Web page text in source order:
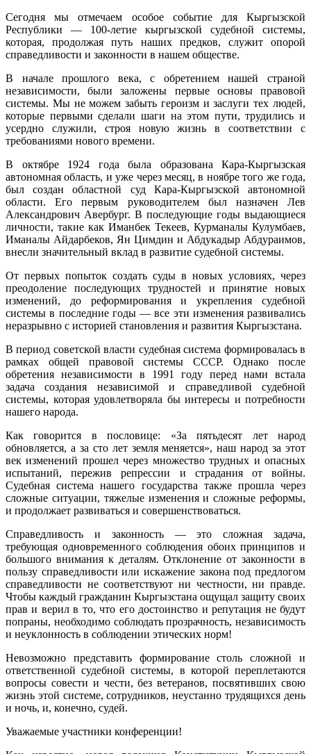
Сегодня мы отмечаем особое событие для Кыргызской
Республики — 100-летие кыргызской судебной системы,
которая, продолжая путь наших предков, служит опорой
справедливости и законности в нашем обществе.
В начале прошлого века, с обретением нашей страной
независимости, были заложены первые основы правовой
системы. Мы не можем забыть героизм и заслуги тех людей,
которые первыми сделали шаги на этом пути, трудились и
усердно служили, строя новую жизнь в соответствии с
требованиями нового времени.
В октябре 1924 года была образована Кара-Кыргызская
автономная область, и уже через месяц, в ноябре того же года,
был создан областной суд Кара-Кыргызской автономной
области. Его первым руководителем был назначен Лев
Александрович Авербург. В последующие годы выдающиеся
личности, такие как Иманбек Текеев, Курманалы Кулумбаев,
Иманалы Айдарбеков, Ян Цимдин и Абдукадыр Абдураимов,
внесли значительный вклад в развитие судебной системы.
От первых попыток создать суды в новых условиях, через
преодоление последующих трудностей и принятие новых
изменений, до реформирования и укрепления судебной
системы в последние годы — все эти изменения развивались
неразрывно с историей становления и развития Кыргызстана.
В период советской власти судебная система формировалась в
рамках общей правовой системы СССР. Однако после
обретения независимости в 1991 году перед нами встала
задача создания независимой и справедливой судебной
системы, которая удовлетворяла бы интересы и потребности
нашего народа.
Как говорится в пословице: «За пятьдесят лет народ
обновляется, а за сто лет земля меняется», наш народ за этот
век изменений прошел через множество трудных и опасных
испытаний, пережив репрессии и страдания от войны.
Судебная система нашего государства также прошла через
сложные ситуации, тяжелые изменения и сложные реформы,
и продолжает развиваться и совершенствоваться.
Справедливость и законность — это сложная задача,
требующая одновременного соблюдения обоих принципов и
большого внимания к деталям. Отклонение от законности в
пользу справедливости или искажение закона под предлогом
справедливости не соответствуют ни честности, ни правде.
Чтобы каждый гражданин Кыргызстана ощущал защиту своих
прав и верил в то, что его достоинство и репутация не будут
попраны, необходимо соблюдать прозрачность, независимость
и неуклонность в соблюдении этических норм!
Невозможно представить формирование столь сложной и
ответственной судебной системы, в которой переплетаются
вопросы совести и чести, без ветеранов, посвятивших свою
жизнь этой системе, сотрудников, неустанно трудящихся день
и ночь, и, конечно, судей.
Уважаемые участники конференции!